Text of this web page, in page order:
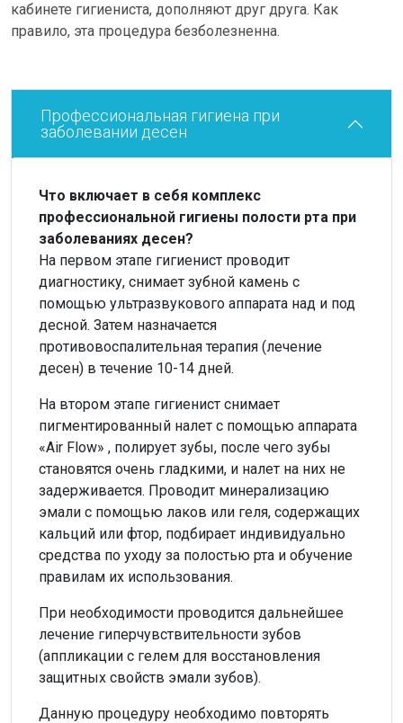
кабинете гигиениста, дополняют друг друга. Как
правило, эта процедура безболезненна.
Профессиональная гигиена при
заболевании десен
Что включает в себя комплекс
профессиональной гигиены полости рта при
заболеваниях десен?
На первом этапе гигиенист проводит
диагностику, снимает зубной камень с
помощью ультразвукового аппарата над и под
десной. Затем назначается
противовоспалительная терапия (лечение
десен) в течение 10-14 дней.
На втором этапе гигиенист снимает
пигментированный налет с помощью аппарата
«Air Flow» , полирует зубы, после чего зубы
становятся очень гладкими, и налет на них не
задерживается. Проводит минерализацию
эмали с помощью лаков или геля, содержащих
кальций или фтор, подбирает индивидуально
средства по уходу за полостью рта и обучение
правилам их использования.
При необходимости проводится дальнейшее
лечение гиперчувствительности зубов
(аппликации с гелем для восстановления
защитных свойств эмали зубов).
Данную процедуру необходимо повторять